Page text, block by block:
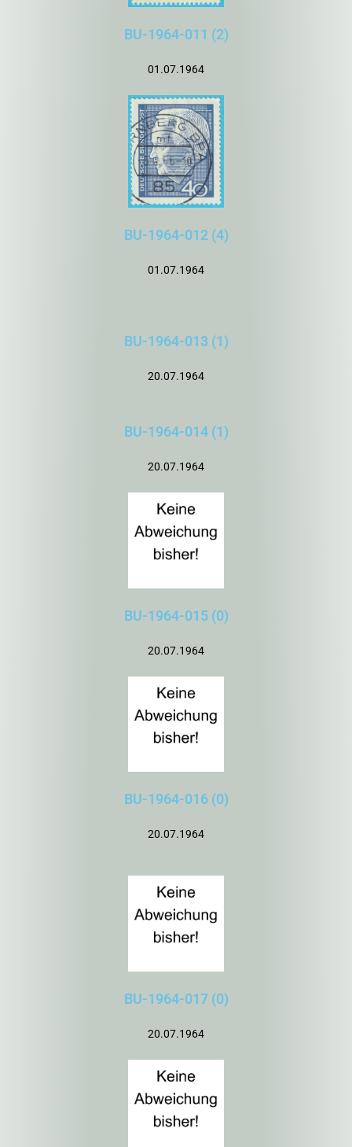
BU-1964-011 (2)
01.07.1964
BU-1964-012 (4)
01.07.1964
BU-1964-013 (1)
20.07.1964
BU-1964-014 (1)
20.07.1964
BU-1964-015 (0)
20.07.1964
BU-1964-016 (0)
20.07.1964
BU-1964-017 (0)
20.07.1964